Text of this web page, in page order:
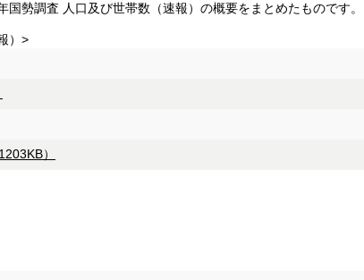
勢調査 人口及び世帯数（速報）の概要をまとめたものです。
）>
）